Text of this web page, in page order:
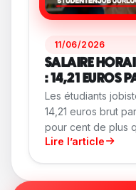
11/06/2026
SALAIRE
: 14,21 EUROS
Les étudiants
14,21 euros brut
pour cent de plus
Lire l’article